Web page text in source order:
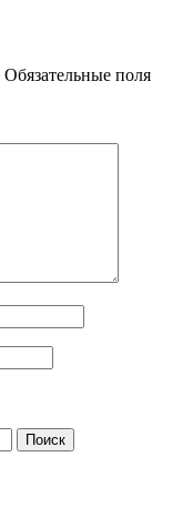
Обязательные поля
Поиск